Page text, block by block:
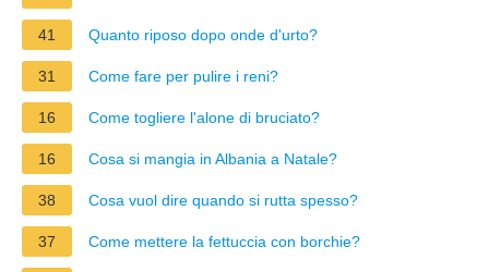
41 Quanto riposo dopo onde d'urto?
31 Come fare per pulire i reni?
16 Come togliere l'alone di bruciato?
16 Cosa si mangia in Albania a Natale?
38 Cosa vuol dire quando si rutta spesso?
37 Come mettere la fettuccia con borchie?